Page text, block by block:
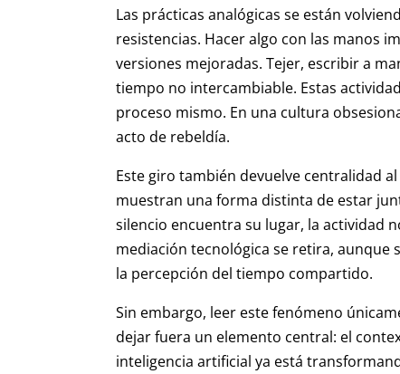
Las prácticas analógicas se están
resistencias. Hacer algo con las manos
versiones mejoradas. Tejer, escribir a
tiempo no intercambiable. Estas
proceso mismo. En una cultura
acto de rebeldía.
Este giro también devuelve centralidad
muestran una forma distinta de estar
silencio encuentra su lugar, la actividad
mediación tecnológica se retira, aunque
la percepción del tiempo compartido.
Sin embargo, leer este fenómeno
dejar fuera un elemento central: el
inteligencia artificial ya está